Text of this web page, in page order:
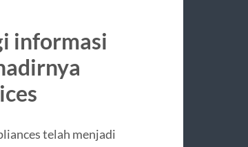
informasi
telah menjadi